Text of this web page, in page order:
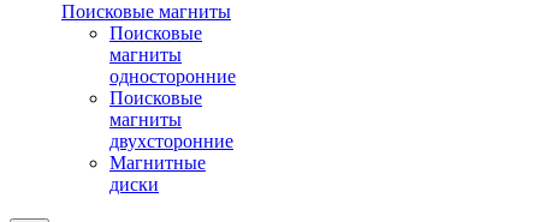
Поисковые магниты
Поисковые
магниты
односторонние
Поисковые
магниты
двухсторонние
Магнитные
диски